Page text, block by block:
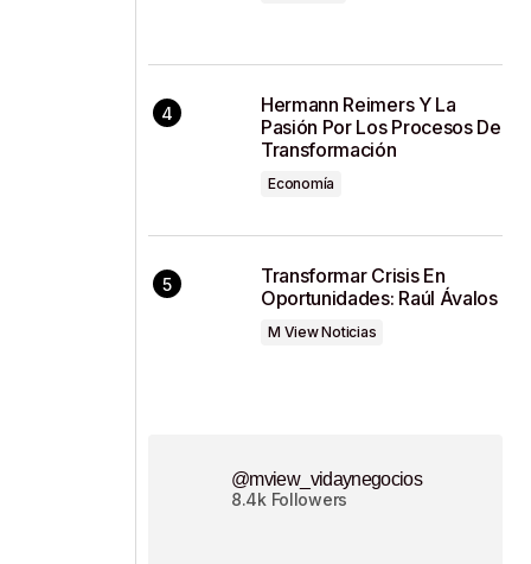
Hermann Reimers Y La
Pasión Por Los Procesos De
Transformación
Economía
Transformar Crisis En
Oportunidades: Raúl Ávalos
M View Noticias
@mview_vidaynegocios
8.4k Followers